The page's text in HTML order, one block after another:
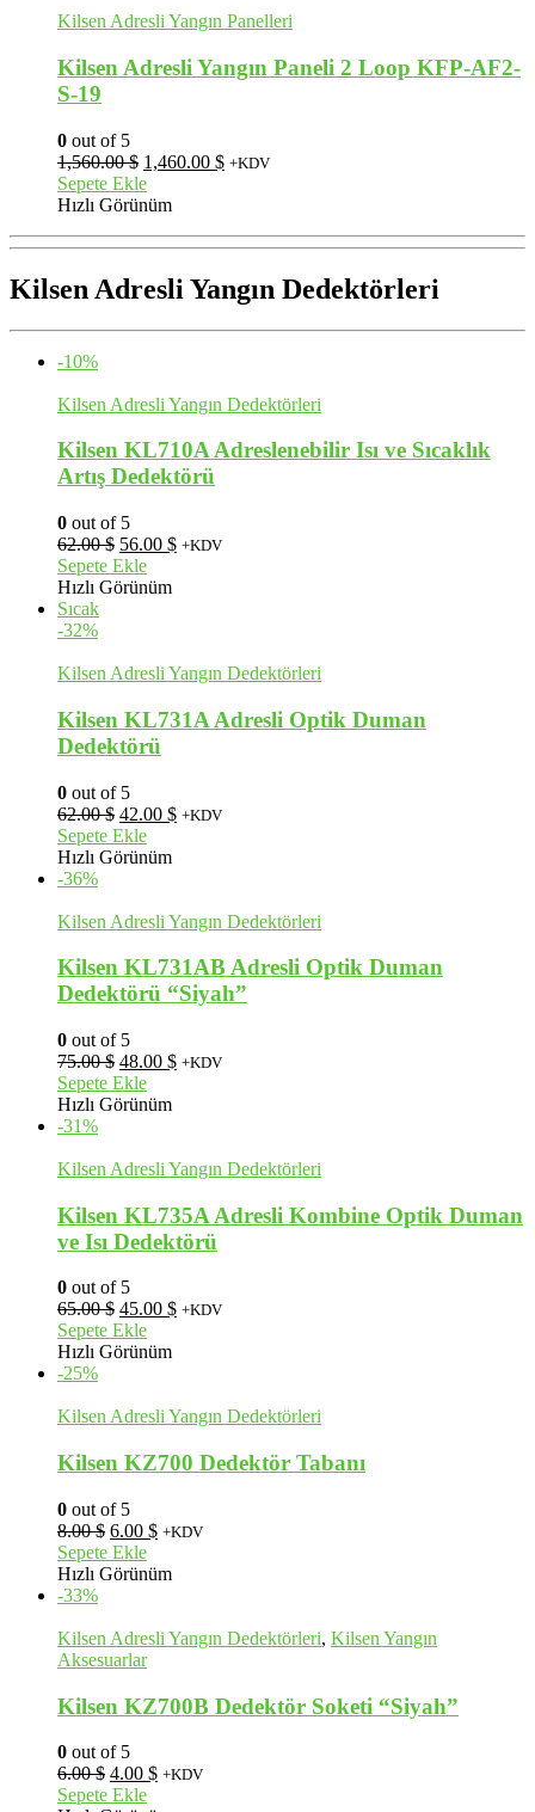
Kilsen Adresli Yangın Panelleri
Kilsen Adresli Yangın Paneli 2 Loop KFP-AF2-
S-19
0 out of 5
1,560.00$ Orijinal
fiyat:
1,560.00 $.
1,460.00 $Şu
+KDV
Sepete Ekle
Hızlı Görünüm
Kilsen Adresli Yangın Dedektörleri
-10%
Kilsen Adresli Yangın Dedektörleri
Kilsen KL710A Adreslenebilir Isı ve Sıcaklık
Artış Dedektörü
0 out of 5
62.00$ Orijinal
fiyat:
62.00 $.
56.00 $Şu
+KDV
Sepete Ekle
Hızlı Görünüm
Sıcak
-32%
Kilsen Adresli Yangın Dedektörleri
Kilsen KL731A Adresli Optik Duman
Dedektörü
0 out of 5
62.00$ Orijinal
fiyat:
62.00 $.
42.00 $Şu
+KDV
Sepete Ekle
Hızlı Görünüm
-36%
Kilsen Adresli Yangın Dedektörleri
Kilsen KL731AB Adresli Optik Duman
Dedektörü “Siyah”
0 out of 5
75.00$ Orijinal
fiyat:
75.00 $.
48.00 $Şu
+KDV
Sepete Ekle
Hızlı Görünüm
-31%
Kilsen Adresli Yangın Dedektörleri
Kilsen KL735A Adresli Kombine Optik Duman
ve Isı Dedektörü
0 out of 5
65.00$ Orijinal
fiyat:
65.00 $.
45.00 $Şu
+KDV
Sepete Ekle
Hızlı Görünüm
-25%
Kilsen Adresli Yangın Dedektörleri
Kilsen KZ700 Dedektör Tabanı
0 out of 5
8.00$ Orijinal
fiyat:
8.00 $.
6.00 $Şu
fiyat:
+KDV
Sepete Ekle
Hızlı Görünüm
-33%
Kilsen Adresli Yangın Dedektörleri, Kilsen Yangın
Aksesuarlar
Kilsen KZ700B Dedektör Soketi “Siyah”
0 out of 5
6.00$ Orijinal
fiyat:
4.00 $Şu
+KDV
Sepete Ekle